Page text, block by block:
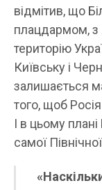
відмітив, що
плацдармом, з
територію
Київську і
залишається
того, щоб
І в цьому плані
самої